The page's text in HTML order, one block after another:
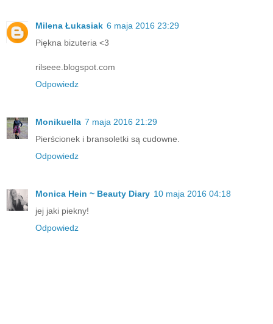
Milena Łukasiak 6 maja 2016 23:29
Piękna bizuteria <3
rilseee.blogspot.com
Odpowiedz
Monikuella 7 maja 2016 21:29
Pierścionek i bransoletki są cudowne.
Odpowiedz
Monica Hein ~ Beauty Diary 10 maja 2016 04:18
jej jaki piekny!
Odpowiedz